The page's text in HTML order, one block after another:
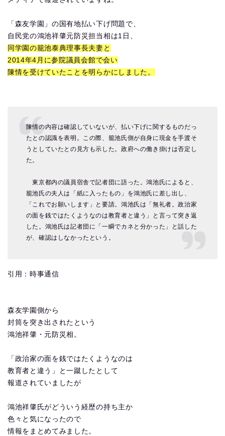
「森友学園」の国有地払い下げ問題で、
自民党の鴻池祥肇元防災担当相は1日、
同学園の籠池泰典理事長夫妻と
2014年4月に参院議員会館で会い
陳情を受けていたことを明らかにしました。
陳情の内容は確認していないが、払い下げに関するものだっ
たとの認識を表明。この際、籠池氏側が自身に現金を手渡そ
うとしていたとの見方も示した。政府への働き掛けは否定し
た。
東京都内の議員宿舎で記者団に語った。鴻池氏によると、
籠池氏の夫人は「紙に入ったもの」を鴻池氏に差し出し、
「これでお願いします」と要請。鴻池氏は「無礼者。政治家
の面を銭ではたくようなのは教育者と違う」と言って突き返
した。鴻池氏は記者団に「一瞬でカネと分かった」と話した
が、確認はしなかったという。
引用：時事通信
森友学園側から
封筒を突き出されたという
鴻池祥肇・元防災相。
「政治家の面を銭ではたくようなのは
教育者と違う」と一蹴したとして
報道されていましたが
鴻池祥肇氏がどういう経歴の持ち主か
色々と気になったので
情報をまとめてみました。